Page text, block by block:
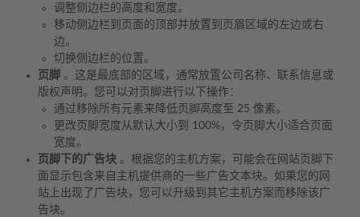
调整侧边栏的高度和宽度。
移动侧边栏到页面的顶部并放置到页眉区域的左边或右
边。
切换侧边栏的位置。
页脚 。这是最底部的区域，通常放置公司名称、联系信息或
版权声明。您可以对页脚进行以下操作：
通过移除所有元素来降低页脚高度至 25 像素。
更改页脚宽度从默认大小到 100%，令页脚大小适合页面
宽度。
页脚下的广告块 。根据您的主机方案，可能会在网站页脚下
面显示包含来自主机提供商的一些广告文本块。如果您的网
站上出现了广告块，您可以升级到其它主机方案而移除该广
告块。